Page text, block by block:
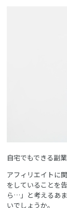
自宅でもできる副
アフィリエイトに
をしていることを
ら…」と考えるあ
いでしょうか。